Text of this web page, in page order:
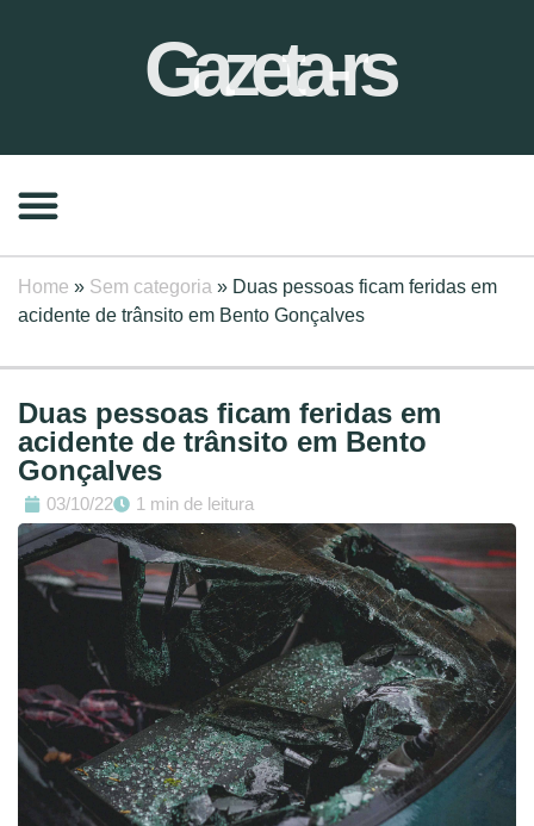
Gazeta-rs
Home » Sem categoria » Duas pessoas ficam feridas em
acidente de trânsito em Bento Gonçalves
Duas pessoas ficam feridas em
acidente de trânsito em Bento
Gonçalves
03/10/22 1 min de leitura